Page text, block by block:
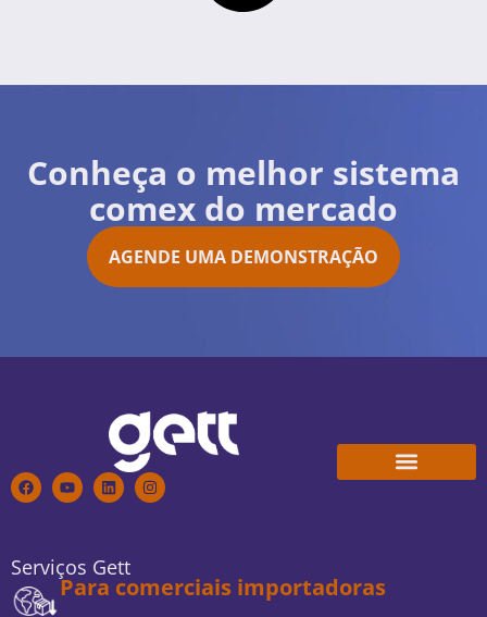
Conheça o melhor sistema
comex do mercado
AGENDE UMA DEMONSTRAÇÃO
Serviços Gett
Para comerciais importadoras